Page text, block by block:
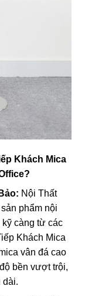
Khách Mica
Nội Thất
phẩm nội
càng từ các
Khách Mica
vân đá cao
bền vượt trội,
dài.